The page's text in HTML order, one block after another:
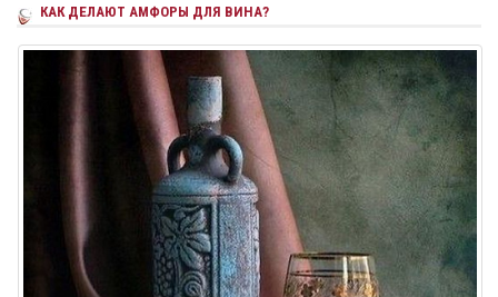
КАК ДЕЛАЮТ АМФОРЫ ДЛЯ ВИНА?